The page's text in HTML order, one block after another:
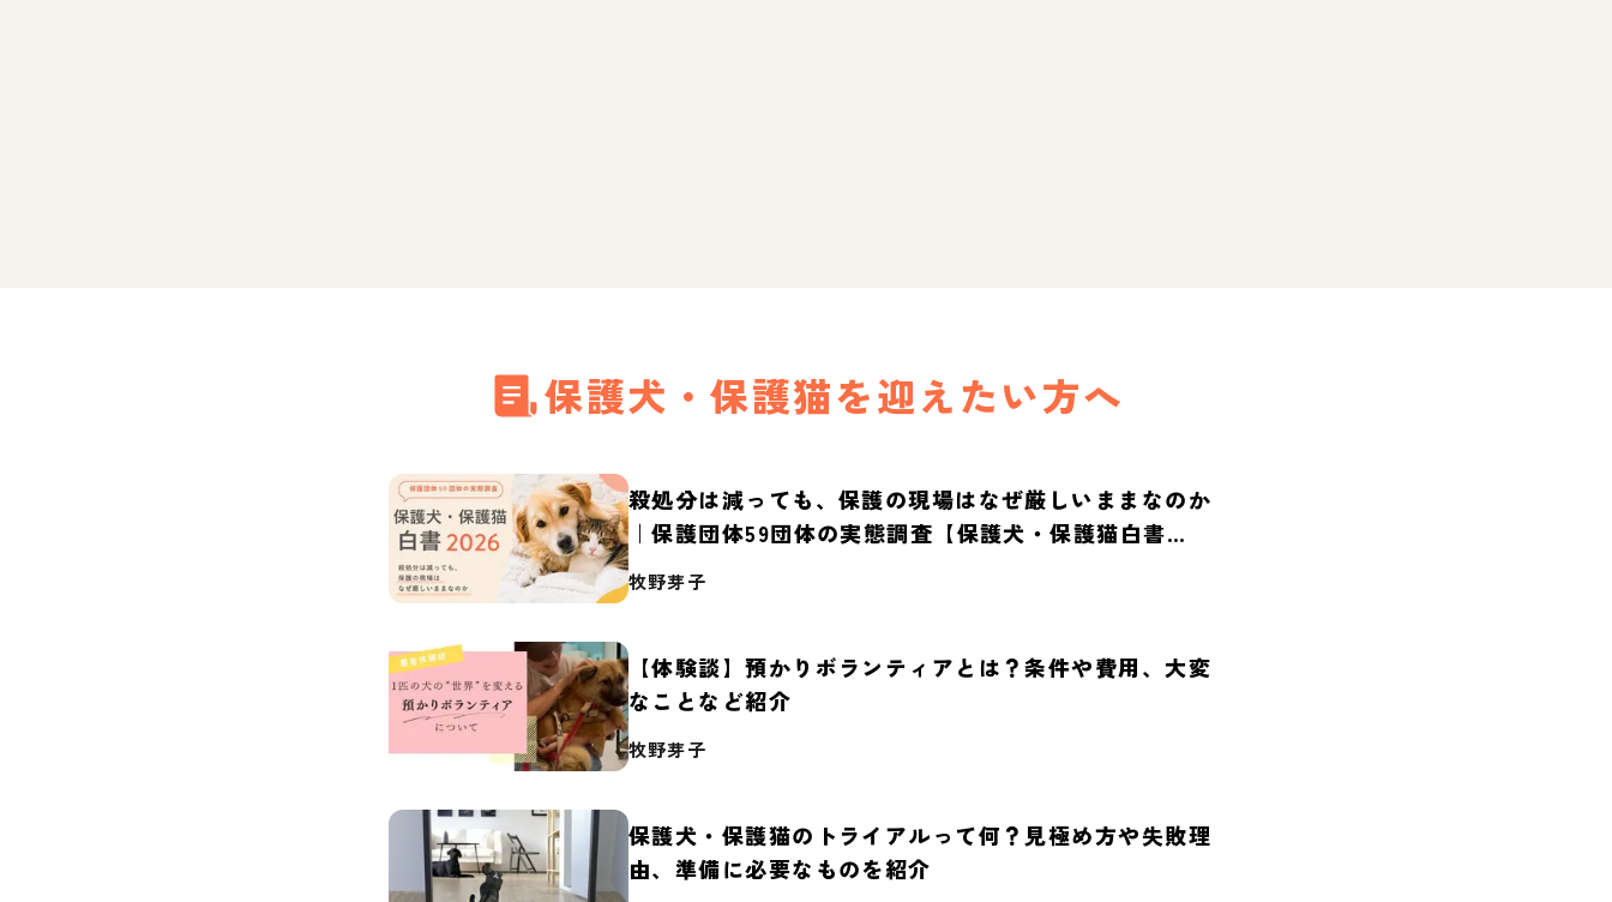
保護犬・保護猫を迎えたい方へ
殺処分は減っても、保護の現場はなぜ厳しいままなのか
｜保護団体59団体の実態調査【保護犬・保護猫白書
2026】
牧野芽子
【体験談】預かりボランティアとは？条件や費用、大変
なことなど紹介
牧野芽子
保護犬・保護猫のトライアルって何？見極め方や失敗理
由、準備に必要なものを紹介